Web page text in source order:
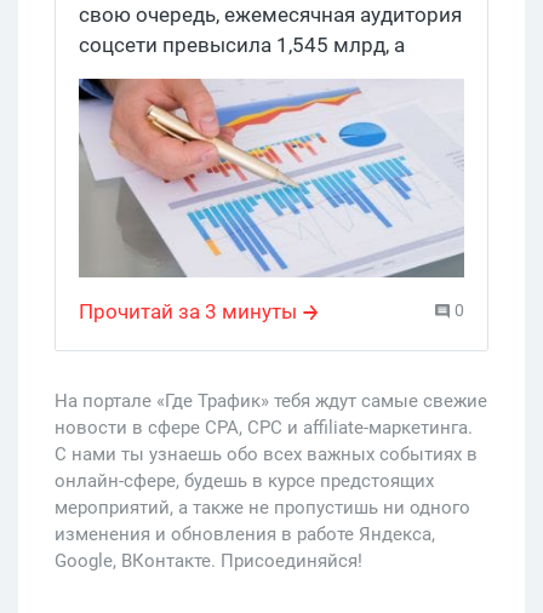
свою очередь, ежемесячная аудитория
соцсети превысила 1,545 млрд, а
мобильных пользователей – 1,385
млрд. ВКонтактик нервно курит в
сторонке.
Прочитай за 3 минуты 0
На портале «Где Трафик» тебя ждут самые свежие
новости в сфере CPA, CPC и affiliate-маркетинга.
С нами ты узнаешь обо всех важных событиях в
онлайн-сфере, будешь в курсе предстоящих
мероприятий, а также не пропустишь ни одного
изменения и обновления в работе Яндекса,
Google, ВКонтакте. Присоединяйся!